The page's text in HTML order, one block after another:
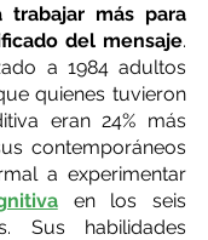
más para
del mensaje.
a 1984 adultos
quienes tuvieron
eran 24% más
contemporáneos
a experimentar
en los seis
Sus habilidades